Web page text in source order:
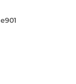
Korrektionsclip randlos e901